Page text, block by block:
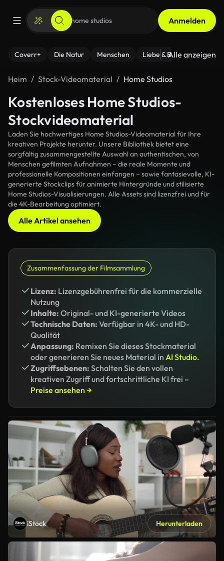
Anmelden
Coverr+ Die Natur Menschen Liebe & Beziehungen
Alle anzeigen
Heim Stock-Videomaterial Home Studios
Kostenloses Home Studios-
Stockvideomaterial
Laden Sie hochwertiges Home Studios-Videomaterial für Ihre
kreativen Projekte herunter. Unsere Bibliothek bietet eine
sorgfältig zusammengestellte Auswahl an authentischen, von
Menschen gefilmten Aufnahmen – die reale Momente und
professionelle Kompositionen einfangen – sowie fantasievolle, KI-
generierte Stockclips für animierte Hintergründe und stilisierte
Home Studios-Visualisierungen. Alle Assets sind lizenzfrei und für
die 4K-Bearbeitung optimiert.
Alle Artikel ansehen
Zusammenfassung der Filmsammlung
Lizenz: Lizenzgebührenfrei für die kommerzielle
Nutzung
Inhalte: Original- und KI-generierte Videos
Technische Daten: Verfügbar in 4K- und HD-
Qualität
Anpassung: Remixen Sie dieses Stockmaterial
oder generieren Sie neues Material in AI Studio.
Zugriffsebenen: Schalten Sie den vollen
kreativen Zugriff und fortschrittliche KI frei –
Preise ansehen →
iStock Herunterladen